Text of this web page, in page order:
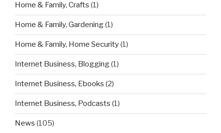
Home & Family, Crafts (1)
Home & Family, Gardening(1)
Home & Family, Home Security(1)
Internet Business, Blogging(1)
Internet Business, Ebooks (2)
Internet Business, Podcasts (1)
News (105)